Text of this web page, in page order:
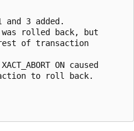
and 3 added.
rolled back, but
rest of transaction
ON caused
to roll back.